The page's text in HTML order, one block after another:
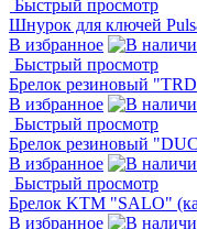
Быстрый просмотр
Шнурок для ключей
В избранное
Быстрый просмотр
Брелок резиновый
В избранное
Быстрый просмотр
Брелок резиновый
В избранное
Быстрый просмотр
Брелок KTM "SALO"
В избранное